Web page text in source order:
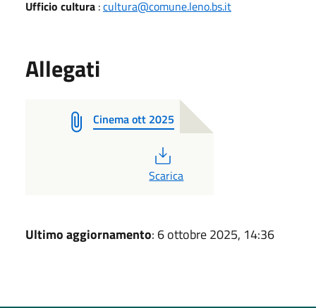
Ufficio cultura :cultura@comune.leno.bs.it
Allegati
Cinema ott 2025
PDF
Scarica
Ultimo aggiornamento: 6 ottobre 2025, 14:36